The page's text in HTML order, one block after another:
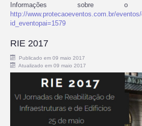
Informações sobre
http://www.protecaoeventos.com.br/
id_eventopai=1579
RIE 2017
Publicado em 09 maio 2017
Atualizado em 09 maio 2017